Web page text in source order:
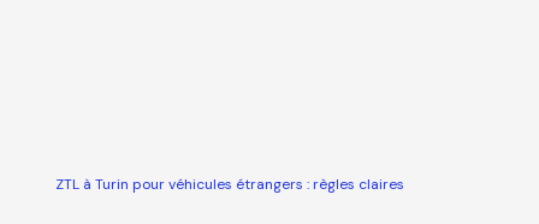
ZTL à Turin pour véhicules étrangers : règles claires